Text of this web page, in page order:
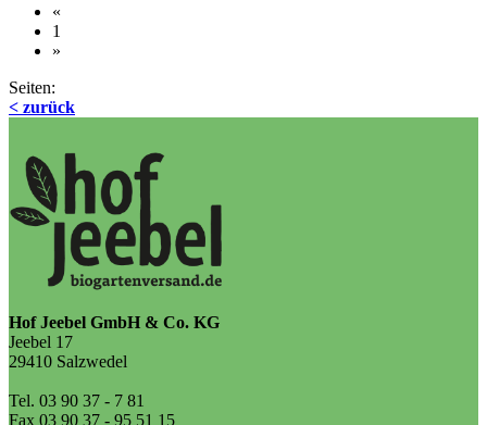
«
1
»
Seiten:
< zurück
Hof Jeebel GmbH & Co. KG
Jeebel 17
29410 Salzwedel
Tel. 03 90 37 - 7 81
Fax 03 90 37 - 95 51 15